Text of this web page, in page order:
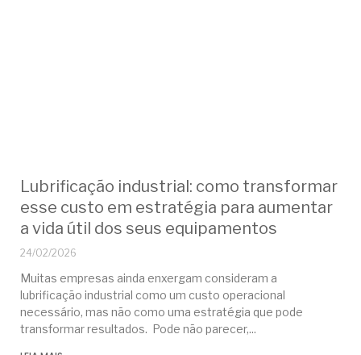
Lubrificação industrial: como transformar
esse custo em estratégia para aumentar
a vida útil dos seus equipamentos
24/02/2026
Muitas empresas ainda enxergam consideram a
lubrificação industrial como um custo operacional
necessário, mas não como uma estratégia que pode
transformar resultados. Pode não parecer,